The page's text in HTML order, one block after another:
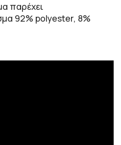
παρέχει
92% polyester, 8%